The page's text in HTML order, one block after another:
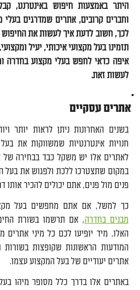
היתר באמצעות חיפוש באינטרנט,
וחברים קרובים, אתרים שמדרגים בעלי
לכך, חשוב לדעת איך לעשות את החיפוש
תזמינו בעל מקצועי איכותי, יעיל
איפה כדאי לחפש בעלי מקצוע בחדרה
לעשות זאת.
אתרים עסקיים
בשנים האחרונות ניתן לראות יותר
חנויות אינטרנטיות שמשווקות את
לאתרים אלו יש משקל כבד בבחירה של
במקום שתצטרכו ללכת ולפגוש את בעל
פנים מול פנים, אתם יכולים להכיר אותו
כך למשל, אם אתם מחפשים בעל
מבנים בחדרה, אם תרשמו בשורת
האלו, מיד יופיעו לכם כל מיני
המודעות הראשונות שקופצות בשורות
אתרים יעודיים של בעל המקצוע עצמו.
באתרים אלו בדרך כלל מסופר מיהו